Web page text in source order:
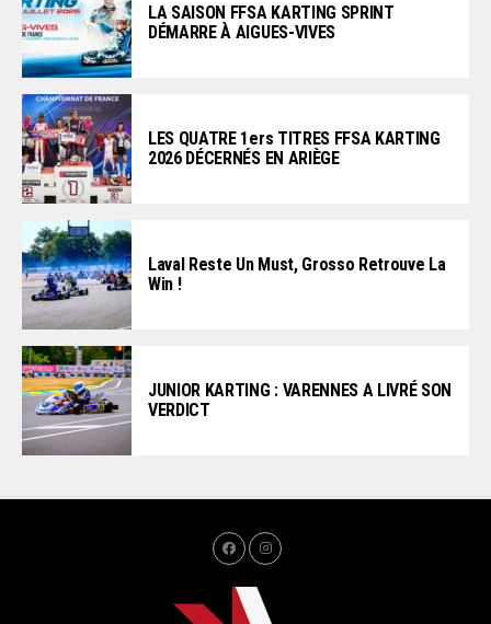
LA SAISON FFSA KARTING SPRINT
DÉMARRE À AIGUES-VIVES
LES QUATRE 1ers TITRES FFSA KARTING
2026 DÉCERNÉS EN ARIÈGE
Laval Reste Un Must, Grosso Retrouve La
Win !
JUNIOR KARTING : VARENNES A LIVRÉ SON
VERDICT